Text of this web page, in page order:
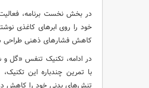
در بخش نخست برنامه،
خود را روی ابرهای کاغذی
کاهش فشارهای ذهنی طراحی
در ادامه، تکنیک تنفس «گل
با تمرین چندباره این
تنش‌های بدنی خود را کاهش